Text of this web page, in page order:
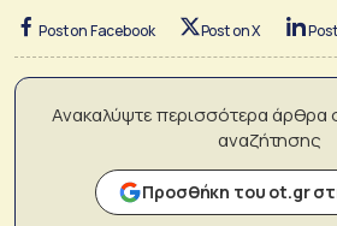
Post on Facebook Post on X
Ανακαλύψτε περισσότερα άρθρα
αναζήτησης
Προσθήκη του ot.gr